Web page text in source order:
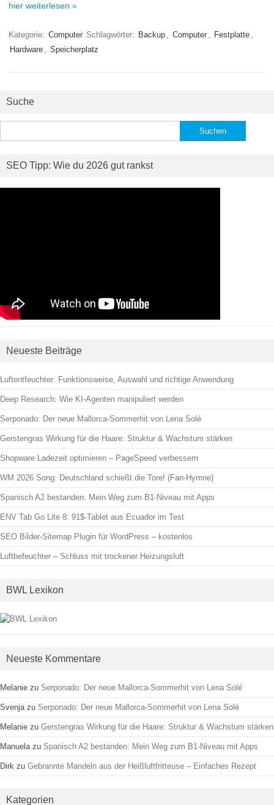
hier weiterlesen »
Kategorie: Computer Schlagwörter: Backup , Computer , Festplatte ,
Hardware , Speicherplatz
Suche
nach:
SEO Tipp: Wie du 2026 gut rankst
Neueste Beiträge
Luftentfeuchter: Funktionsweise, Auswahl und richtige Anwendung
Deep Research: Wie KI-Agenten manipuliert werden
Serponado: Der neue Mallorca-Sommerhit von Lena Solé
Gerstengras Wirkung für die Haare: Struktur & Wachstum stärken
Shopware Ladezeit optimieren – PageSpeed verbessern
WM 2026 Song: Deutschland schießt die Tore! (Fan-Hymne)
Spanisch A2 bestanden: Mein Weg zum B1-Niveau mit Apps
ENV Tab Go Lite 8: 91$-Tablet aus Ecuador im Test
SEO Bilder-Sitemap Plugin für WordPress – kostenlos
Luftbefeuchter – Schluss mit trockener Heizungsluft
BWL Lexikon
Neueste Kommentare
Melanie zu Serponado: Der neue Mallorca-Sommerhit von Lena Solé
Svenjazu Serponado: Der neue Mallorca-Sommerhit von Lena Solé
Melanie zu Gerstengras Wirkung für die Haare: Struktur & Wachstum stärken
Manuelazu Spanisch A2 bestanden: Mein Weg zum B1-Niveau mit Apps
Dirk zu Gebrannte Mandeln aus der Heißluftfritteuse – Einfaches Rezept
Kategorien